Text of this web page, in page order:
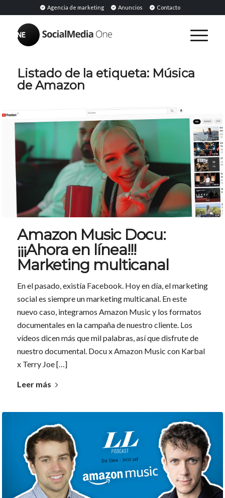
Agencia de marketing Anuncios Contacto
Listado de la etiqueta: Música
de Amazon
Amazon Music Docu:
¡¡¡Ahora en línea!!!
Marketing multicanal
En el pasado, existía Facebook. Hoy en día, el marketing
social es siempre un marketing multicanal. En este
nuevo caso, integramos Amazon Music y los formatos
documentales en la campaña de nuestro cliente. Los
vídeos dicen más que mil palabras, así que disfrute de
nuestro documental. Docu x Amazon Music con Karbal
x Terry Joe […]
Leer más